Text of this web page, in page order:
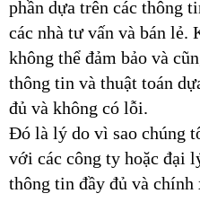
phần dựa trên các thông
các nhà tư vấn và bán lẻ.
không thể đảm bảo và
thông tin và thuật toán
đủ và không có lỗi.
Đó là lý do vì sao chúng
với các công ty hoặc đại
thông tin đầy đủ và chính